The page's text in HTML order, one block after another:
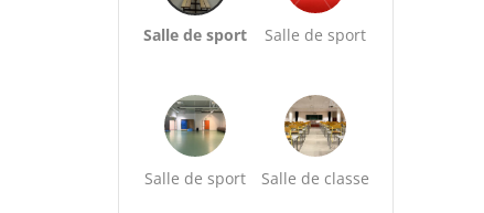
Salle de sport Salle de sport
Salle de sport Salle de classe